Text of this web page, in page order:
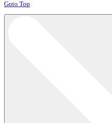
Joomla! 3 Templates
Goto Top